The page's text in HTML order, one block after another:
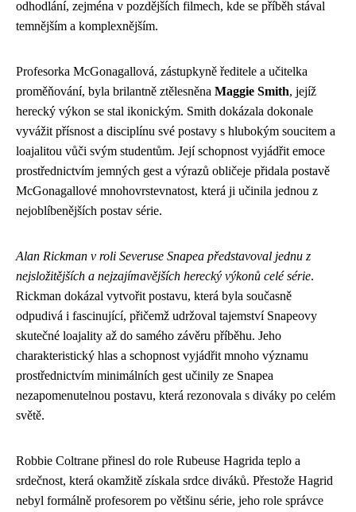
odhodlání, zejména v pozdějších filmech, kde se příběh stával
temnějším a komplexnějším.
Profesorka McGonagallová, zástupkyně ředitele a učitelka
proměňování, byla brilantně ztělesněna Maggie Smith, jejíž
herecký výkon se stal ikonickým. Smith dokázala dokonale
vyvážit přísnost a disciplínu své postavy s hlubokým soucitem a
loajalitou vůči svým studentům. Její schopnost vyjádřit emoce
prostřednictvím jemných gest a výrazů obličeje přidala postavě
McGonagallové mnohovrstevnatost, která ji učinila jednou z
nejoblíbenějších postav série.
Alan Rickman v roli Severuse Snapea představoval jednu z
nejsložitějších a nejzajímavějších herecký výkonů celé série.
Rickman dokázal vytvořit postavu, která byla současně
odpudivá i fascinující, přičemž udržoval tajemství Snapeovy
skutečné loajality až do samého závěru příběhu. Jeho
charakteristický hlas a schopnost vyjádřit mnoho významu
prostřednictvím minimálních gest učinily ze Snapea
nezapomenutelnou postavu, která rezonovala s diváky po celém
světě.
Robbie Coltrane přinesl do role Rubeuse Hagrida teplo a
srdečnost, která okamžitě získala srdce diváků. Přestože Hagrid
nebyl formálně profesorem po většinu série, jeho role správce